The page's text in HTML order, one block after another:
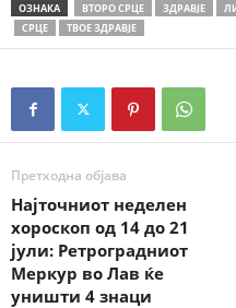
ОЗНАКА ВТОРО СРЦЕ ЗДРАВЈЕ
СРЦЕ
ТВОЕ ЗДРАВЈЕ
Претходна објава
Најточниот неделен
хороскоп од 14 до 21
јули: Ретроградниот
Меркур во Лав ќе
уништи 4 знаци